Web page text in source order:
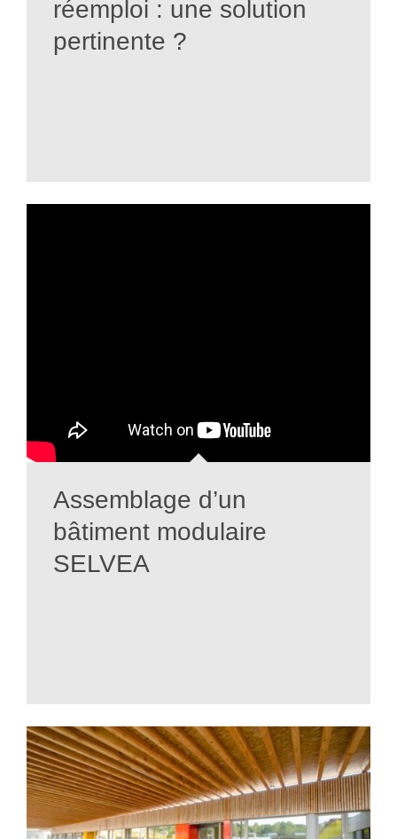
réemploi : une solution
pertinente ?
Assemblage d’un
bâtiment modulaire
SELVEA